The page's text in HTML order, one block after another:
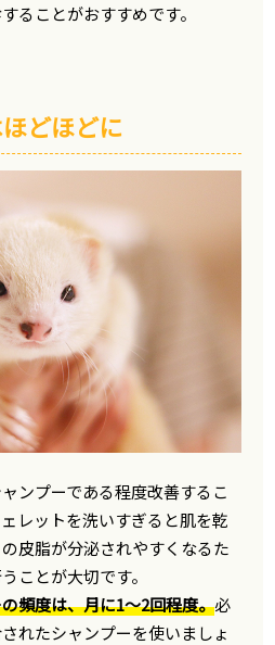
ることがおすすめです。
どほどに
ンプーである程度改善するこ
レットを洗いすぎると肌を乾
皮脂が分泌されやすくなるた
ことが大切です。
頻度は、月に1〜2回程度。必
れたシャンプーを使いましょ